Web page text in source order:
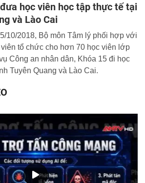
học viên học tập thực tế tại
và Lào Cai
10/2018, Bộ môn Tâm lý phối hợp với
tổ chức cho hơn 70 học viên lớp
Công an nhân dân, Khóa 15 đi học
Tuyên Quang và Lào Cai.